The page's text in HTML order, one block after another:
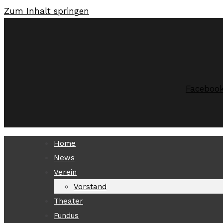
Zum Inhalt springen
Home
News
Verein
Vorstand
Theater
Fundus